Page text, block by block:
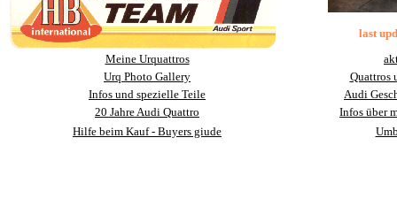
last
Meine Urquattros
Urq Photo Gallery
Quattros
Infos und spezielle Teile
Audi
20 Jahre Audi Quattro
Infos über
Hilfe beim Kauf - Buyers giude